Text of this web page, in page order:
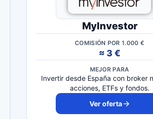
MyInvestor
COMISIÓN POR 1.000 €
≈ 3 €
MEJOR PARA
Invertir desde España con broker
acciones, ETFs y fondos.
Ver oferta